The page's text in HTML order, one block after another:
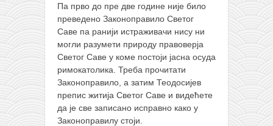
Па прво до пре две године није било
преведено Законоправило Светог
Саве па ранији истраживачи нису ни
могли разумети природу правоверја
Светог Саве у коме постоји јасна осуда
римокатолика. Треба прочитати
Законоправило, а затим Теодосијев
препис житија Светог Саве и видећете
да је све записано исправно како у
Законоправилу стоји.